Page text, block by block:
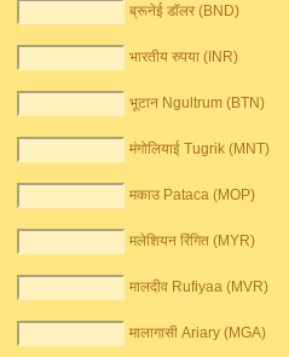
ब्रूनेई डॉलर (BND)
भारतीय रुपया (INR)
भूटान Ngultrum (BTN)
मंगोलियाई Tugrik (MNT)
मकाउ Pataca (MOP)
मलेशियन रिंगित (MYR)
मालदीव Rufiyaa (MVR)
मालागासी Ariary (MGA)